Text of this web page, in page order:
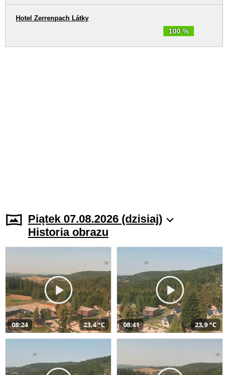
100 %
Hotel Zerrenpach Látky
Piątek 07.08.2026 (dzisiaj)
Historia obrazu
08:24 23,4 °C 08:41 23,9 °C